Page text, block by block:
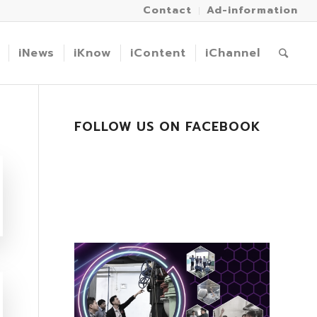
Contact Ad-information
iNews iKnow iContent iChannel
FOLLOW US ON FACEBOOK